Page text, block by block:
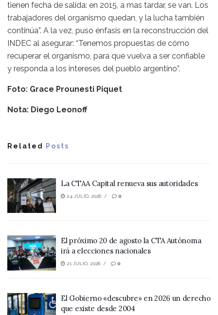
tienen fecha de salida: en 2015, a mas tardar, se van. Los
trabajadores del organismo quedan, y la lucha también
continúa”. A la vez, puso énfasis en la reconstrucción del
INDEC al asegurar: “Tenemos propuestas de cómo
recuperar el organismo, para que vuelva a ser confiable
y responda a los intereses del pueblo argentino”.
Foto: Grace Prounesti Piquet
Nota: Diego Leonoff
Related Posts
La CTAA Capital renueva sus autoridades
24 JULIO, 2026 0
El próximo 20 de agosto la CTA Autónoma
irá a elecciones nacionales
21 JULIO, 2026 0
El Gobierno «descubre» en 2026 un derecho
que existe desde 2004